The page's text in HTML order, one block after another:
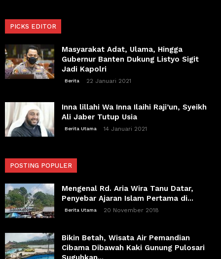
PICKS EDITOR
Masyarakat Adat, Ulama, Hingga
Gubernur Banten Dukung Listyo Sigit
Jadi Kapolri
Berita 22 Januari 2021
Inna lillahi Wa Inna Ilaihi Raji’un, Syeikh
Ali Jaber Tutup Usia
Berita Utama 14 Januari 2021
POSTING POPULER
Mengenal Rd. Aria Wira Tanu Datar,
Penyebar Ajaran Islam Pertama di...
Berita Utama 20 November 2018
Bikin Betah, Wisata Air Pemandian
Cibama Dibawah Kaki Gunung Pulosari